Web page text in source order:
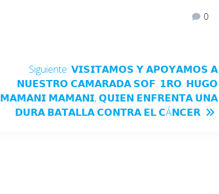
0
Siguiente: 𝗩𝗜𝗦𝗜𝗧𝗔𝗠𝗢𝗦 𝗬 𝗔𝗣𝗢𝗬𝗔𝗠𝗢𝗦 𝗔
𝗡𝗨𝗘𝗦𝗧𝗥𝗢 𝗖𝗔𝗠𝗔𝗥𝗔𝗗𝗔 𝗦𝗢𝗙. 𝟭𝗥𝗢. 𝗛𝗨𝗚𝗢
𝗠𝗔𝗠𝗔𝗡𝗜 𝗠𝗔𝗠𝗔𝗡𝗜, 𝗤𝗨𝗜𝗘𝗡 𝗘𝗡𝗙𝗥𝗘𝗡𝗧𝗔 𝗨𝗡𝗔
𝗗𝗨𝗥𝗔 𝗕𝗔𝗧𝗔𝗟𝗟𝗔 𝗖𝗢𝗡𝗧𝗥𝗔 𝗘𝗟 𝗖Á𝗡𝗖𝗘𝗥